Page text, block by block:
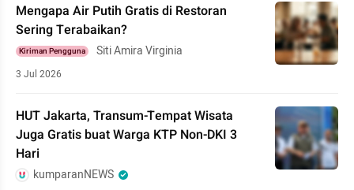
Mengapa Air Putih Gratis di Restoran
Sering Terabaikan?
Kiriman Pengguna Siti Amira Virginia
3 Jul 2026
HUT Jakarta, Transum-Tempat Wisata
Juga Gratis buat Warga KTP Non-DKI 3
Hari
kumparanNEWS